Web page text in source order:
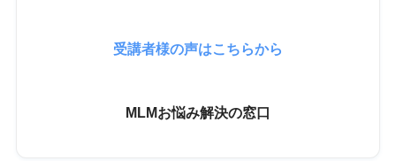
受講者様の声はこちらから
MLMお悩み解決の窓口